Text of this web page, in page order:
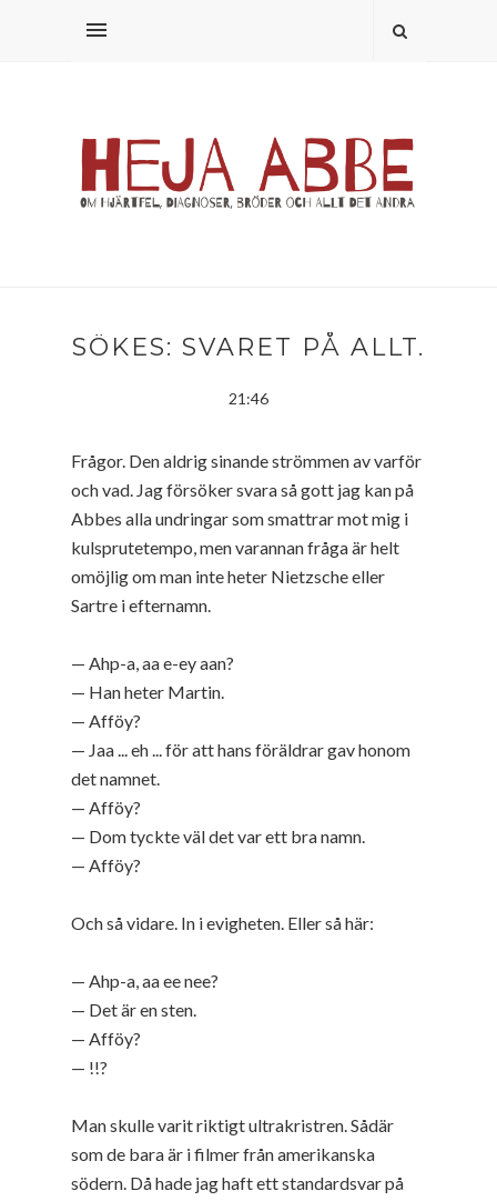
SÖKES: SVARET PÅ ALLT.
21:46
Frågor. Den aldrig sinande strömmen av varför
och vad. Jag försöker svara så gott jag kan på
Abbes alla undringar som smattrar mot mig i
kulsprutetempo, men varannan fråga är helt
omöjlig om man inte heter Nietzsche eller
Sartre i efternamn.
— Ahp-a, aa e-ey aan?
— Han heter Martin.
— Afföy?
— Jaa ... eh ... för att hans föräldrar gav honom
det namnet.
— Afföy?
— Dom tyckte väl det var ett bra namn.
— Afföy?
Och så vidare. In i evigheten. Eller så här:
— Ahp-a, aa ee nee?
— Det är en sten.
— Afföy?
— !!?
Man skulle varit riktigt ultrakristren. Sådär
som de bara är i filmer från amerikanska
södern. Då hade jag haft ett standardsvar på